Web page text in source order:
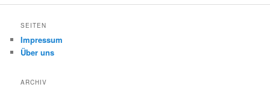
SEITEN
Impressum
Über uns
ARCHIV